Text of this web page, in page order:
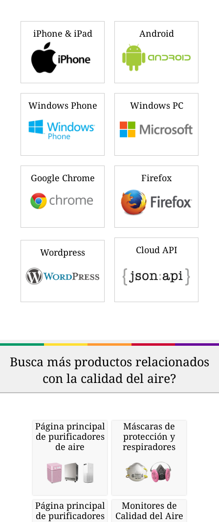
iPhone & iPad Android
Windows Phone Windows PC
Google Chrome Firefox
Wordpress Cloud API
Busca más productos relacionados
con la calidad del aire?
Página principal
de purificadores
de aire
Máscaras de
protección y
respiradores
Página principal
de purificadores
Monitores de
Calidad del Aire